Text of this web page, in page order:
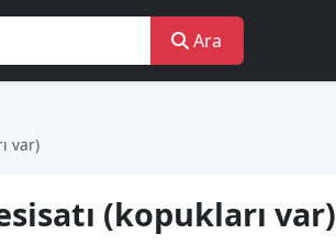
Ara
var)
(kopukları var)